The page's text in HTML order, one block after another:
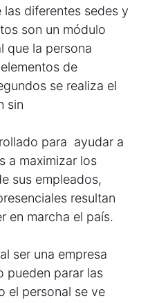
diferentes sedes y
son un módulo
que la persona
de
se realiza el
sin
para ayudar a
a maximizar los
sus empleados,
resultan
en marcha el país.
ser una empresa
pueden parar las
el personal se ve